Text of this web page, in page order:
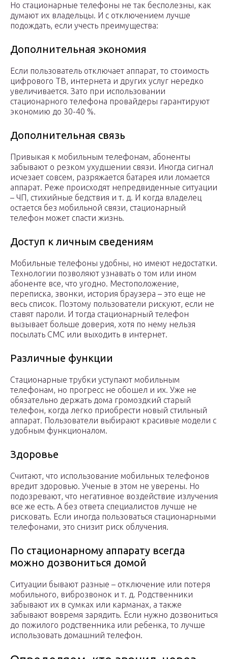
Но стационарные телефоны не так бесполезны, как
думают их владельцы. И с отключением лучше
подождать, если учесть преимущества:
Дополнительная экономия
Если пользователь отключает аппарат, то стоимость
цифрового ТВ, интернета и других услуг нередко
увеличивается. Зато при использовании
стационарного телефона провайдеры гарантируют
экономию до 30-40 %.
Дополнительная связь
Привыкая к мобильным телефонам, абоненты
забывают о резком ухудшении связи. Иногда сигнал
исчезает совсем, разряжается батарея или ломается
аппарат. Реже происходят непредвиденные ситуации
– ЧП, стихийные бедствия и т. д. И когда владелец
остается без мобильной связи, стационарный
телефон может спасти жизнь.
Доступ к личным сведениям
Мобильные телефоны удобны, но имеют недостатки.
Технологии позволяют узнавать о том или ином
абоненте все, что угодно. Местоположение,
переписка, звонки, история браузера – это еще не
весь список. Поэтому пользователи рискуют, если не
ставят пароли. И тогда стационарный телефон
вызывает больше доверия, хотя по нему нельзя
посылать СМС или выходить в интернет.
Различные функции
Стационарные трубки уступают мобильным
телефонам, но прогресс не обошел и их. Уже не
обязательно держать дома громоздкий старый
телефон, когда легко приобрести новый стильный
аппарат. Пользователи выбирают красивые модели с
удобным функционалом.
Здоровье
Считают, что использование мобильных телефонов
вредит здоровью. Ученые в этом не уверены. Но
подозревают, что негативное воздействие излучения
все же есть. А без ответа специалистов лучше не
рисковать. Если иногда пользоваться стационарными
телефонами, это снизит риск облучения.
По стационарному аппарату всегда
можно дозвониться домой
Ситуации бывают разные – отключение или потеря
мобильного, виброзвонок и т. д. Родственники
забывают их в сумках или карманах, а также
забывают вовремя зарядить. Если нужно дозвониться
до пожилого родственника или ребенка, то лучше
использовать домашний телефон.